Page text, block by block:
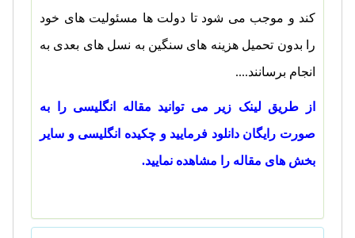
کند و موجب می شود تا دولت ها مسئولیت های خود
را بدون تحمیل هزینه های سنگین به نسل های بعدی به
انجام برسانند....
از طریق لینک زیر می توانید مقاله انگلیسی را به
صورت رایگان دانلود فرمایید و چکیده انگلیسی و سایر
بخش های مقاله را مشاهده نمایید.